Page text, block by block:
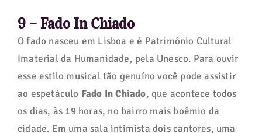
9 – Fado In Chiado
O fado nasceu em Lisboa e é Patrimônio Cultural
Imaterial da Humanidade, pela Unesco. Para ouvir
esse estilo musical tão genuíno você pode assistir
ao espetáculo Fado In Chiado, que acontece todos
os dias, às 19 horas, no bairro mais boêmio da
cidade. Em uma sala intimista dois cantores, uma